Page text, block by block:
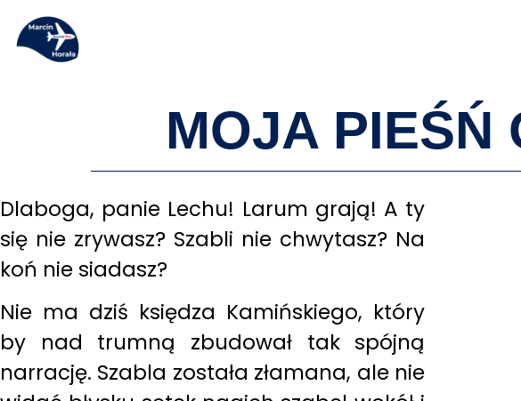
MOJA PIEŚŃ
Dlaboga, panie Lechu! Larum grają! A ty
się nie zrywasz? Szabli nie chwytasz? Na
koń nie siadasz?
Nie ma dziś księdza Kamińskiego, który
by nad trumną zbudował tak spójną
narrację. Szabla została złamana, ale nie